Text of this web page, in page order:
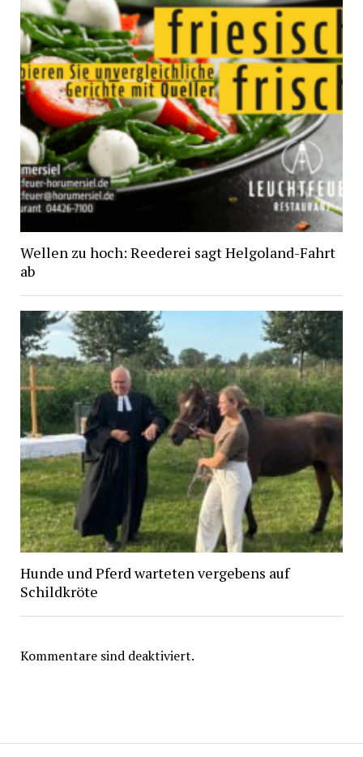
Wellen zu hoch: Reederei sagt Helgoland-Fahrt
ab
Hunde und Pferd warteten vergebens auf
Schildkröte
Kommentare sind deaktiviert.